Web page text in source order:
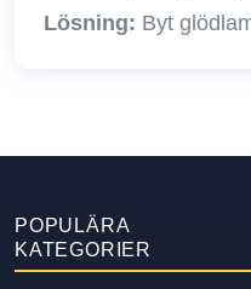
Lösning: Byt
POPULÄRA
KATEGORIER